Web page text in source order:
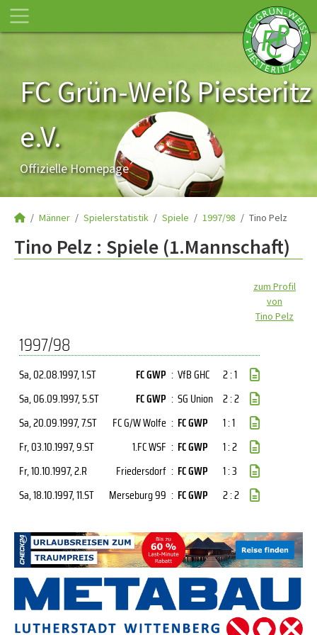
FC Grün-Weiß Piesteritz
e.V.
Offizielle Homepage
Männer Spielerstatistik Spiele 1997/98 Tino Pelz
Tino Pelz : Spiele (1.Mannschaft)
zum Profil
von
Tino Pelz
1997/98
Sa, 02.08.1997, 1.ST FC GWP : VfB GHC
2 : 1
Sa, 06.09.1997, 5.ST FC GWP : SG Union 2 : 2
Sa, 20.09.1997, 7.ST FC G/W Wolfe : FC GWP
1 : 1
Fr, 03.10.1997, 9.ST 1.FC WSF : FC GWP
1 : 2
Fr, 10.10.1997, 2.R Friedersdorf : FC GWP
1 : 3
Sa, 18.10.1997, 11.ST Merseburg 99 : FC GWP 2 : 2